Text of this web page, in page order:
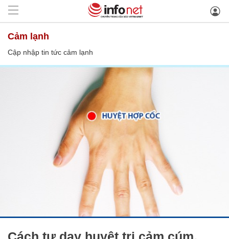
cảm lạnh
Cập nhập tin tức cảm lạnh